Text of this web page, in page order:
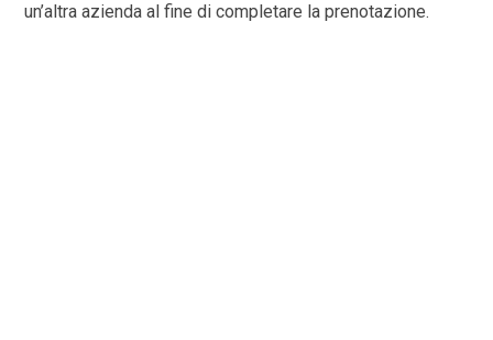
un’altra azienda al fine di completare la prenotazione.